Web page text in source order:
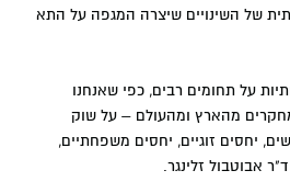
של השינויים שיצרה המגפה על התא
על תחומים רבים, כפי שאנחנו
מחקרים מהארץ ומהעולם – על שוק
יחסים זוגיים, יחסים משפחתיים,
אבוטבול זלינגר.